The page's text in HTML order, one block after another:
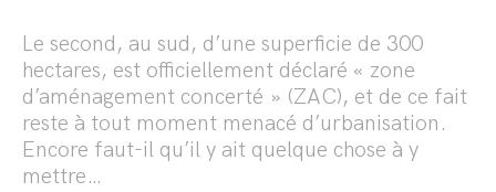
Le second, au sud, d’une superficie de 300
hectares, est officiellement déclaré « zone
d’aménagement concerté » (ZAC), et de ce fait
reste à tout moment menacé d’urbanisation.
Encore faut-il qu’il y ait quelque chose à y
mettre…